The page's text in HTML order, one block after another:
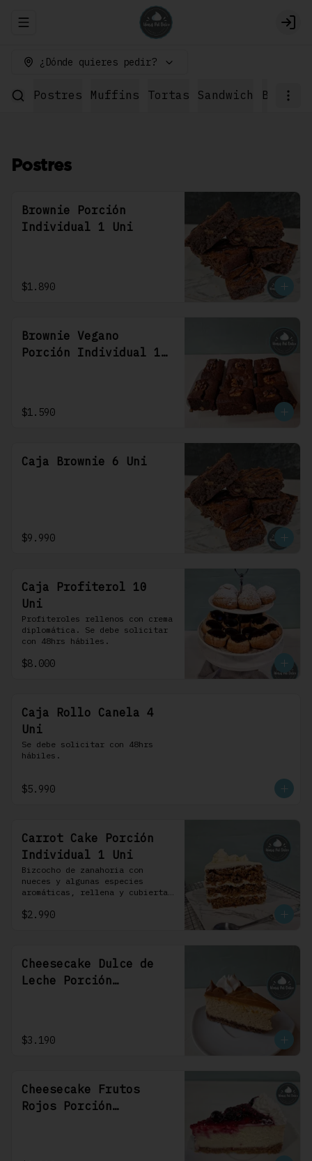
Abrir menu de navegación
¿Dónde quieres pedir?
Postres Muffins Tortas Sandwich
Postres
Brownie Porción
Individual 1 Uni
$1.890
Brownie Vegano
Porción Individual 1
$1.590
Caja Brownie 6 Uni
$9.990
Caja Profiterol 10
Uni
Profiteroles rellenos con crema
diplomática. Se debe solicitar
con 48hrs hábiles.
$8.000
Caja Rollo Canela 4
Uni
Se debe solicitar con 48hrs
hábiles.
$5.990
Carrot Cake Porción
Individual 1 Uni
Bizcocho de zanahoria con
nueces y algunas especies
aromáticas, rellena y cubierta
crema.
$2.990
Cheesecake Dulce de
Leche Porción
$3.190
Cheesecake Frutos
Rojos Porción